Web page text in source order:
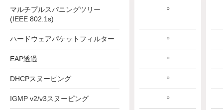
マルチプルスパニングツリー
(IEEE 802.1s)
ハードウェアパケットフィルター
EAP透過
DHCPスヌーピング
IGMP v2/v3スヌーピング
○
○
○
○
○
○
○
○
○
○
○
○